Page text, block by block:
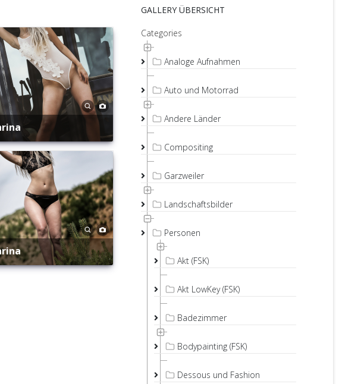
GALLERY ÜBERSICHT
Categories
Analoge Aufnahmen
Auto und Motorrad
Andere Länder
Compositing
Garzweiler
Landschaftsbilder
Personen
Akt (FSK)
Akt LowKey (FSK)
Badezimmer
Bodypainting (FSK)
Dessous und Fashion